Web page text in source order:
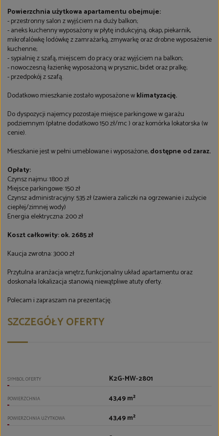
Powierzchnia użytkowa apartamentu obejmuje:
- przestronny salon z wyjściem na duży balkon;
- aneks kuchenny wyposażony w płytę indukcyjną, okap, piekarnik,
mikrofalówkę lodówkę z zamrażarką, zmywarkę oraz drobne wyposażenie
kuchenne;
- sypialnię z szafą, miejscem do pracy oraz wyjściem na balkon;
- nowoczesną łazienkę wyposażoną w prysznic, bidet oraz pralkę;
- przedpokój z szafą.
Dodatkowo mieszkanie zostało wyposażone wklimatyzację.
Do dyspozycji najemcy pozostaje miejsce parkingowe w garażu
podziemnym (płatne dodatkowo 150 zł/mc ) oraz komórka lokatorska (w
cenie).
Mieszkanie jest w pełni umeblowane i wyposażone,dostępne od zaraz.
Opłaty:
Czynsz najmu: 1800 zł
Miejsce parkingowe: 150 zł
Czynsz administracyjny: 535 zł (zawiera zaliczki na ogrzewanie i zużycie
ciepłej/zimnej wody)
Energia elektryczna: 200 zł
Koszt całkowity: ok. 2685 zł
Kaucja zwrotna: 3000 zł
Przytulna aranżacja wnętrz, funkcjonalny układ apartamentu oraz
doskonała lokalizacja stanowią niewątpliwe atuty oferty.
Polecam i zapraszam na prezentację.
SZCZEGÓŁY OFERTY
SYMBOL OFERTY K2G-MW-2801
POWIERZCHNIA 43,49 m²
POWIERZCHNIA UŻYTKOWA 43,49 m²